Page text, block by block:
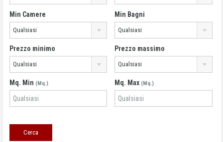
Min Camere
Qualsiasi
Min Bagni
Qualsiasi
Prezzo minimo
Qualsiasi
Prezzo massimo
Qualsiasi
Mq. Min (Mq.) Mq. Max (Mq.)